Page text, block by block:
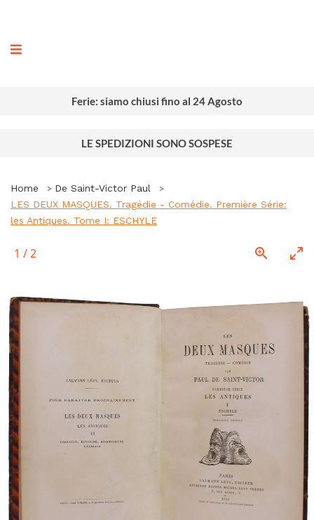
Ferie: siamo chiusi fino al 24 Agosto
LE SPEDIZIONI SONO SOSPESE
Home
De Saint-Victor Paul
LES DEUX MASQUES. Tragédie - Comédie. Première Série:
les Antiques. Tome I: ESCHYLE
1 /2